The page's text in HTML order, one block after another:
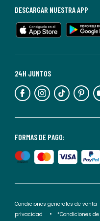
FORMAS DE PAGO:
24H JUNTOS
DESCARGAR NUESTRA APP
Condiciones generales de venta
privacidad
*Condiciones